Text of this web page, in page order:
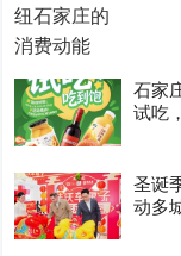
石家
试吃
圣诞
动多